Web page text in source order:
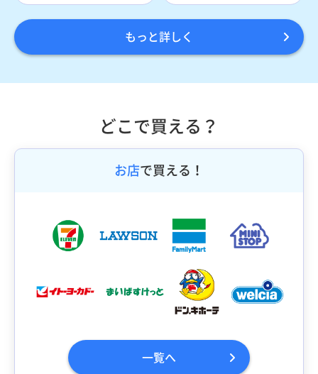
もっと詳しく
どこで買える？
お店で買える！
一覧へ